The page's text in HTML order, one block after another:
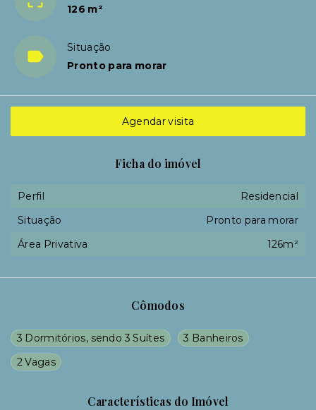
126 m²
Situação
Pronto para morar
Cômodos
3 Dormitórios, sendo 3 Suítes
3 Banheiros
2 Vagas
Características do Imóvel
Agendar visita
Ficha do imóvel
Perfil
Residencial
Situação
Pronto para morar
Área Privativa
126m²